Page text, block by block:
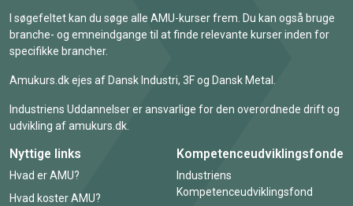
I søgefeltet kan du søge alle AMU-kurser frem. Du kan også bruge
branche- og emneindgange til at finde relevante kurser inden for
specifikke brancher.
Amukurs.dk ejes af Dansk Industri, 3F og Dansk Metal.
Industriens Uddannelser er ansvarlige for den overordnede drift og
udvikling af amukurs.dk.
Nyttige links
Hvad er AMU?
Hvad koster AMU?
Kompetenceudviklingsfonde
Industriens
Kompetenceudviklingsfond